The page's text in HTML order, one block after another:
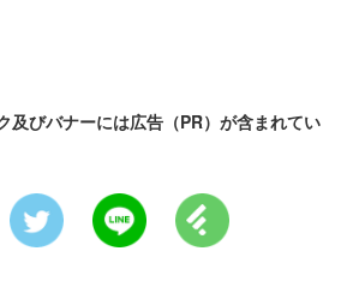
及びバナーには広告（PR）が含まれてい